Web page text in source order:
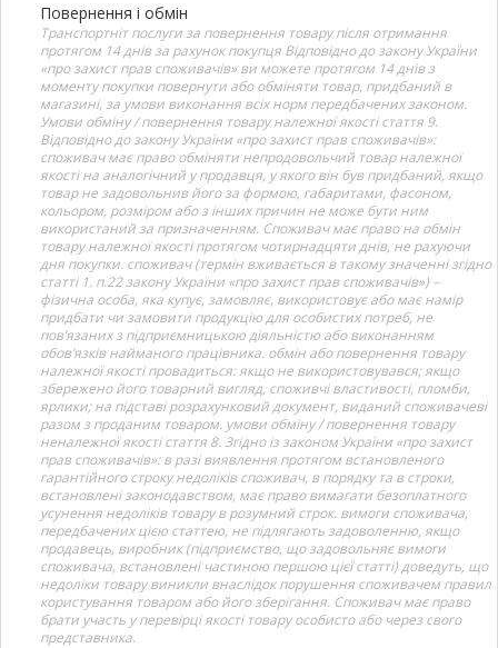
Повернення і обмін
Транспортніт послуги за повернення товару після отримання
протягом 14 днів за рахунок покупця Відповідно до закону України
«про захист прав споживачів» ви можете протягом 14 днів з
моменту покупки повернути або обміняти товар, придбаний в
магазині, за умови виконання всіх норм передбачених законом.
Умови обміну / повернення товару належної якості стаття 9.
Відповідно до закону України «про захист прав споживачів»:
споживач має право обміняти непродовольчий товар належної
якості на аналогічний у продавця, у якого він був придбаний, якщо
товар не задовольнив його за формою, габаритами, фасоном,
кольором, розміром або з інших причин не може бути ним
використаний за призначенням. Споживач має право на обмін
товару належної якості протягом чотирнадцяти днів, не рахуючи
дня покупки. споживач (термін вживається в такому значенні згідно
статті 1. п.22 закону України «про захист прав споживачів») –
фізична особа, яка купує, замовляє, використовує або має намір
придбати чи замовити продукцію для особистих потреб, не
пов’язаних з підприємницькою діяльністю або виконанням
обов’язків найманого працівника. обмін або повернення товару
належної якості провадиться: якщо не використовувався; якщо
збережено його товарний вигляд, споживчі властивості, пломби,
ярлики; на підставі розрахунковий документ, виданий споживачеві
разом з проданим товаром. умови обміну / повернення товару
неналежної якості стаття 8. Згідно із законом України «про захист
прав споживачів»: в разі виявлення протягом встановленого
гарантійного строку недоліків споживач, в порядку та в строки,
встановлені законодавством, має право вимагати безоплатного
усунення недоліків товару в розумний строк. вимоги споживача,
передбачених цією статтею, не підлягають задоволенню, якщо
продавець, виробник (підприємство, що задовольняє вимоги
споживача, встановлені частиною першою цієї статті) доведуть, що
недоліки товару виникли внаслідок порушення споживачем правил
користування товаром або його зберігання. Споживач має право
брати участь у перевірці якості товару особисто або через свого
представника.